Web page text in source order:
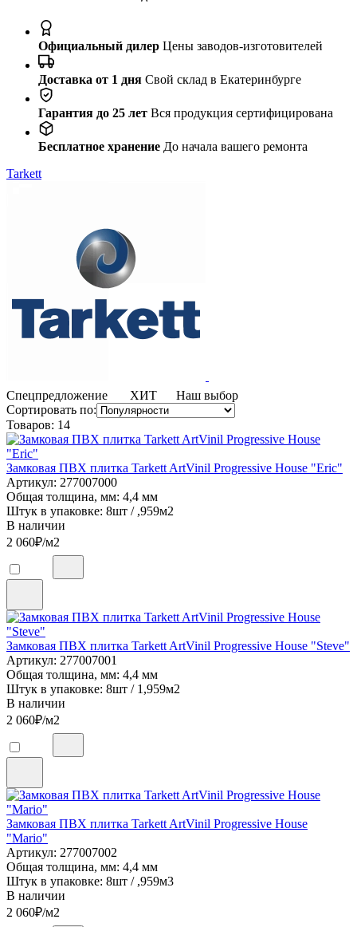
Официальный дилер Цены заводов-изготовителей
Доставка от 1 дня Свой склад в Екатеринбурге
Гарантия до 25 лет Вся продукция сертифицирована
Бесплатное хранение До начала вашего ремонта
Tarkett
Спецпредложение ХИТ
Наш выбор
Сортировать по:
Товаров: 14
Замковая ПВХ плитка Tarkett ArtVinil Progressive House "Eric"
Артикул: 277007000
Общая толщина, мм: 4,4 мм
Штук в упаковке: 8шт / ,959м2
В наличии
2 060₽/м2
Замковая ПВХ плитка Tarkett ArtVinil Progressive House "Steve"
Артикул: 277007001
Общая толщина, мм: 4,4 мм
Штук в упаковке: 8шт / 1,959м2
В наличии
2 060₽/м2
Замковая ПВХ плитка Tarkett ArtVinil Progressive House
"Mario"
Артикул: 277007002
Общая толщина, мм: 4,4 мм
Штук в упаковке: 8шт / ,959м3
В наличии
2 060₽/м2